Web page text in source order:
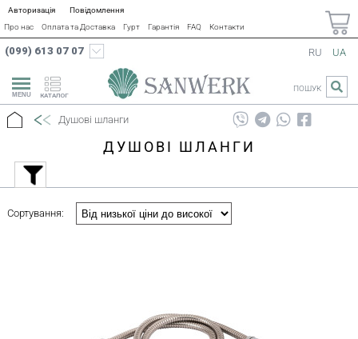
Авторизація
Повідомлення
Про нас
Оплата та Доставка Гурт Гарантія FAQ Контакти
(099) 613 07 07
КАТАЛОГ
RU UA
ПОШУК
Душові шланги
ДУШОВІ ШЛАНГИ
Сортування: